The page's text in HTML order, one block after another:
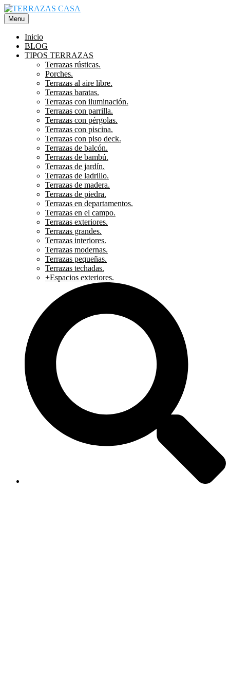
Saltar
al
contenido
Menu
Inicio
BLOG
TIPOS TERRAZAS
Terrazas rústicas.
Porches.
Terrazas al aire libre.
Terrazas baratas.
Terrazas con iluminación.
Terrazas con parrilla.
Terrazas con pérgolas.
Terrazas con piscina.
Terrazas con piso deck.
Terrazas de balcón.
Terrazas de bambú.
Terrazas de jardín.
Terrazas de ladrillo.
Terrazas de madera.
Terrazas de piedra.
Terrazas en departamentos.
Terrazas en el campo.
Terrazas exteriores.
Terrazas grandes.
Terrazas interiores.
Terrazas modernas.
Terrazas pequeñas.
Terrazas techadas.
+Espacios exteriores.